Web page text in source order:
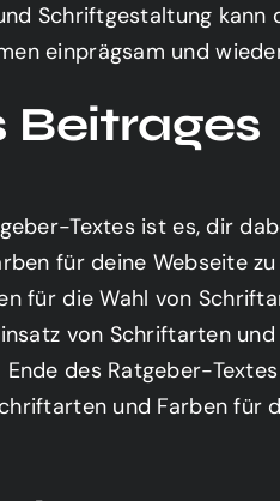
Schriftgestaltung kann
einprägsam und
Beitrages
Textes ist es, dir
für deine Webseite
für die Wahl von
von Schriftarten
des Ratgeber-
und Farben für